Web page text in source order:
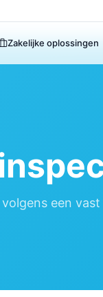
Zakelijke oplossingen
een